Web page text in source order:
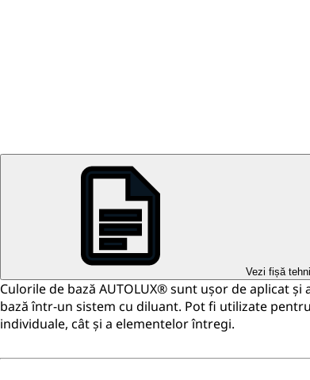
Vezi fișă
Culorile de bază AUTOLUX® sunt ușor de aplicat
bază într-un sistem cu diluant. Pot fi utilizate
individuale, cât și a elementelor întregi.